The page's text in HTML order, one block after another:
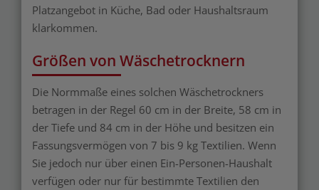
Platzangebot in Küche, Bad oder Haushaltsraum
klarkommen.
Größen von Wäschetrocknern
Die Normmaße eines solchen Wäschetrockners
betragen in der Regel 60 cm in der Breite, 58 cm in
der Tiefe und 84 cm in der Höhe und besitzen ein
Fassungsvermögen von 7 bis 9 kg Textilien. Wenn
Sie jedoch nur über einen Ein-Personen-Haushalt
verfügen oder nur für bestimmte Textilien den